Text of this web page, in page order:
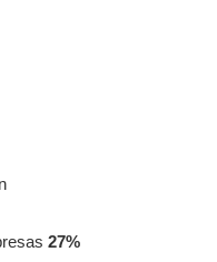
27%